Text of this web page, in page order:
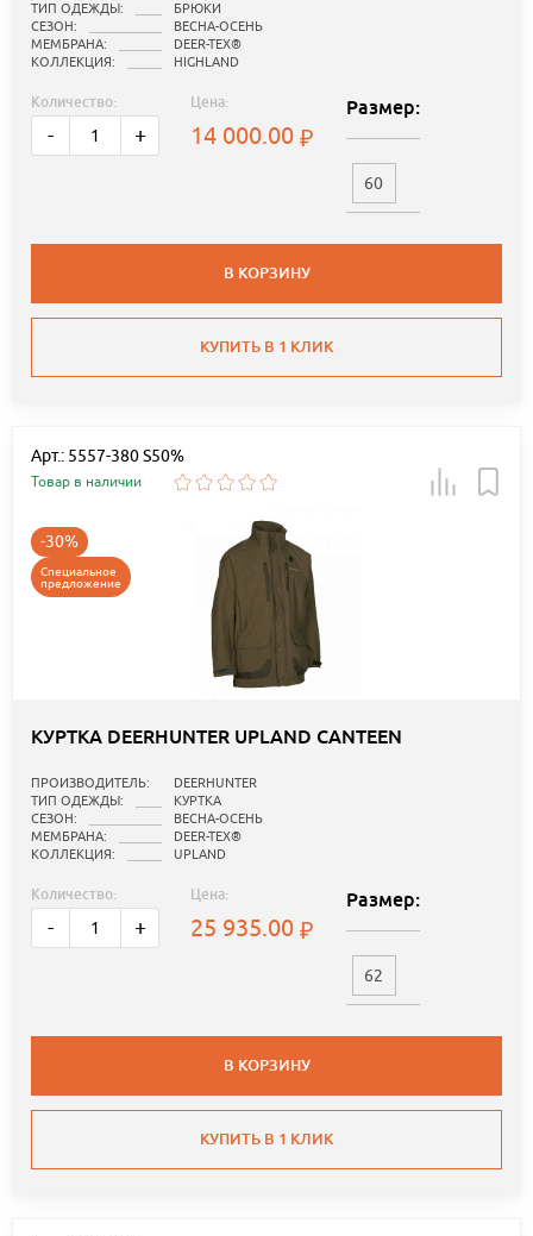
ТИП ОДЕЖДЫ:
БРЮКИ
СЕЗОН:
ВЕСНА-ОСЕНЬ
МЕМБРАНА:
DEER-TEX®
КОЛЛЕКЦИЯ:
HIGHLAND
Количество:
- +
Цена:
14 000.00
Размер:
60
В КОРЗИНУ
КУПИТЬ В 1 КЛИК
Арт.: 5557-380 S50%
Товар в наличии
-30%
Специальное
предложение
КУРТКА DEERHUNTER UPLAND CANTEEN
ПРОИЗВОДИТЕЛЬ:
DEERHUNTER
ТИП ОДЕЖДЫ:
КУРТКА
СЕЗОН:
ВЕСНА-ОСЕНЬ
МЕМБРАНА:
DEER-TEX®
КОЛЛЕКЦИЯ:
UPLAND
Количество:
- +
Цена:
25 935.00
Размер:
62
В КОРЗИНУ
КУПИТЬ В 1 КЛИК